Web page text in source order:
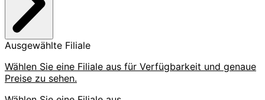
Ausgewählte Filiale
Wählen Sie eine Filiale aus für Verfügbarkeit und genaue
Preise zu sehen.